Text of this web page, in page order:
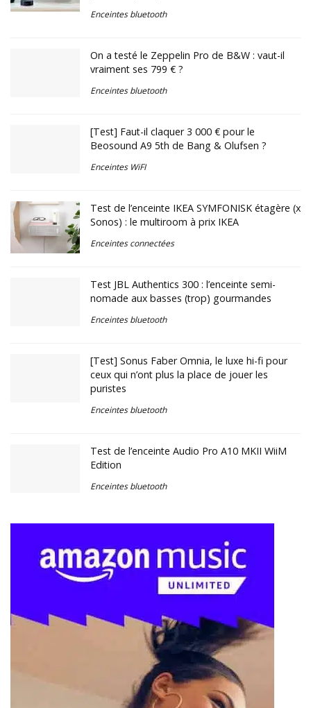
Enceintes bluetooth
On a testé le Zeppelin Pro de B&W : vaut-il
vraiment ses 799 € ?
Enceintes bluetooth
[Test] Faut-il claquer 3 000 € pour le
Beosound A9 5th de Bang & Olufsen ?
Enceintes WiFI
Test de l’enceinte IKEA SYMFONISK étagère (x
Sonos) : le multiroom à prix IKEA
Enceintes connectées
Test JBL Authentics 300 : l’enceinte semi-
nomade aux basses (trop) gourmandes
Enceintes bluetooth
[Test] Sonus Faber Omnia, le luxe hi-fi pour
ceux qui n’ont plus la place de jouer les
puristes
Enceintes bluetooth
Test de l’enceinte Audio Pro A10 MKII WiiM
Edition
Enceintes bluetooth